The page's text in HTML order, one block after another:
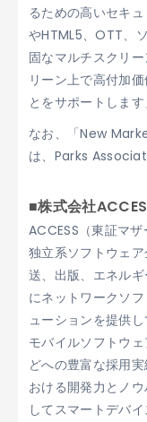
るための高いセキ
やHTML5、OTT、
固なマルチスクリ
リーン上で高付加
とをサポートします
なお、「New
は、Parks
■株式会社
ACCESS（東証マ
独立系ソフトウェ
送、出版、エネル
にネットワークソ
ューションを提供
モバイルソフトウ
どへの豊富な採用
おける開発力とノ
してスマートデバ